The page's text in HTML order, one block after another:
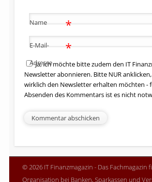
Name *
E-Mail-
Adresse
*
Ja, ich möchte bitte zudem den IT
Newsletter abonnieren. Bitte NUR
wirklich den Newsletter erhalten möchten -
Absenden des Kommentars ist es nicht
© 2026 IT Finanzmagazin - Das Fachmagazin
Organisation bei Banken, Sparkassen und